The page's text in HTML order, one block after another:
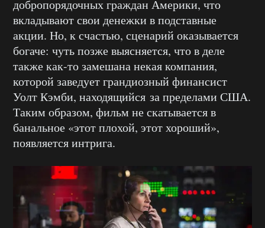
добропорядочных граждан Америки, что
вкладывают свои денежки в подставные
акции. Но, к счастью, сценарий оказывается
богаче: чуть позже выясняется, что в деле
также как-то замешана некая компания,
которой заведует грандиозный финансист
Уолт Кэмби, находящийся за пределами США.
Таким образом, фильм не скатывается в
банальное «этот плохой, этот хороший»,
появляется интрига.